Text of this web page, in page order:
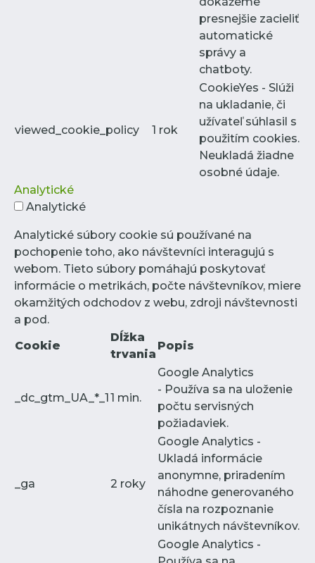
presnejšie zacieliť
automatické
správy a
chatboty.
viewed_cookie_policy 1 rok
CookieYes - Slúži
na ukladanie, či
užívateľ súhlasil s
použitím cookies.
Neukladá žiadne
osobné údaje.
Analytické
Analytické
Analytické súbory cookie sú používané na
pochopenie toho, ako návštevníci interagujú s
webom. Tieto súbory pomáhajú poskytovať
informácie o metrikách, počte návštevníkov, miere
okamžitých odchodov z webu, zdroji návštevnosti
a pod.
Cookie
Dĺžka
trvania
Popis
_dc_gtm_UA_*_1 1 min.
Google Analytics
- Používa sa na uloženie
počtu servisných
požiadaviek.
_ga 2 roky
Google Analytics -
Ukladá informácie
anonymne, priradením
náhodne generovaného
čísla na rozpoznanie
unikátnych návštevníkov.
Google Analytics -